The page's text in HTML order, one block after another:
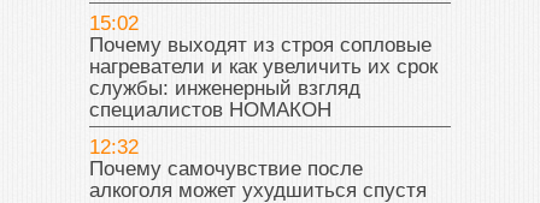
15:02
Почему выходят из строя сопловые
нагреватели и как увеличить их срок
службы: инженерный взгляд
специалистов НОМАКОН
12:32
Почему самочувствие после
алкоголя может ухудшиться спустя